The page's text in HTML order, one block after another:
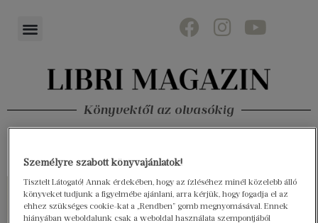
Könyvektől az olvasókig
Személyre szabott könyvajánlatok!
Tisztelt Látogató! Annak érdekében, hogy az ízléséhez minél közelebb álló
könyveket tudjunk a figyelmébe ajánlani, arra kérjük, hogy fogadja el az
ehhez szükséges cookie-kat a „Rendben” gomb megnyomásával. Ennek
hiányában weboldalunk csak a weboldal használata szempontjából